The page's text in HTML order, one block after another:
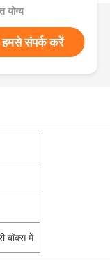
योग्य
हमसे संपर्क करें
बॉक्स में